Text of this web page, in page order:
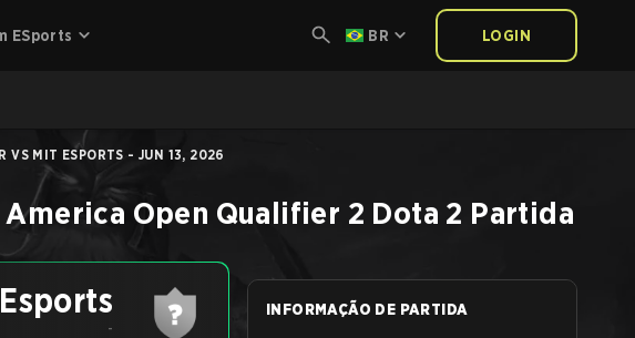
ESports BR LOGIN
VS MIT ESPORTS - JUN 13, 2026
Open Qualifier 2 Dota 2 Partida
-
INFORMAÇÃO DE PARTIDA